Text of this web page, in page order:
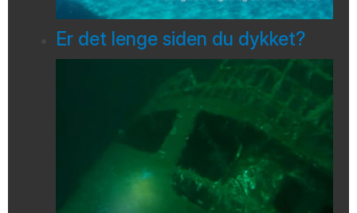
Er det lenge siden du dykket?